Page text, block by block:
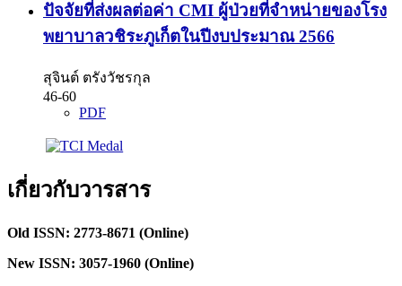
ปัจจัยที่ส่งผลต่อค่า CMI ผู้ป่วยที่จำหน่ายของโรง
พยาบาลวชิระภูเก็ตในปีงบประมาณ 2566
สุจินต์ ตรังวัชรกุล
46-60
PDF
เกี่ยวกับวารสาร
Old ISSN: 2773-8671 (Online)
New ISSN: 3057-1960 (Online)